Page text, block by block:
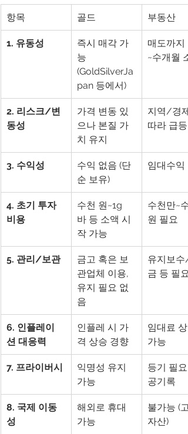
항목 골드 부동산
1. 유동성
즉시 매각 가
능
(GoldSilverJa
pan 등에서)
매도까지
~수개월
2. 리스크/변
동성
가격 변동 있
으나 본질 가
치 유지
지역/경
따라 급등
3. 수익성
수익 없음 (단
순 보유)
임대수익
4. 초기 투자
비용
수천 원~1g
바 등 소액 시
작 가능
수천만~
원 필요
5. 관리/보관
금고 혹은 보
관업체 이용,
유지 필요 없
음
유지보수/
금 등 필요
6. 인플레이
션 대응력
인플레 시 가
격 상승 경향
임대료 상
가능
7. 프라이버시
익명성 유지
가능
등기 필요,
공기록
8. 국제 이동
성
해외로 휴대
가능
불가능 (
자산)